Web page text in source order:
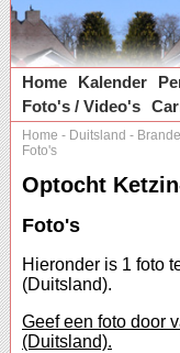
Home
Kalender
Foto's / Video's
Home - Duitsland -
Foto's
Optocht
Foto's
Hieronder is 1 foto
(Duitsland).
Geef een foto door
(Duitsland).